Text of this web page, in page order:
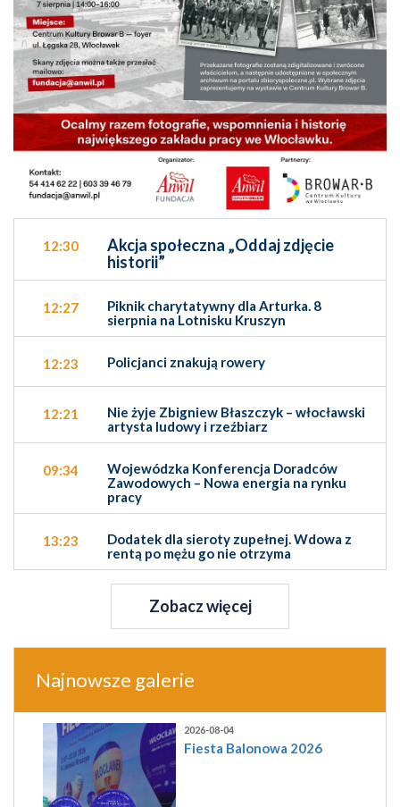
12:30
Akcja społeczna „Oddaj zdjęcie
historii”
12:27
Piknik charytatywny dla Arturka. 8
sierpnia na Lotnisku Kruszyn
12:23 Policjanci znakują rowery
12:21
Nie żyje Zbigniew Błaszczyk – włocławski
artysta ludowy i rzeźbiarz
09:34
Wojewódzka Konferencja Doradców
Zawodowych – Nowa energia na rynku
pracy
13:23
Dodatek dla sieroty zupełnej. Wdowa z
rentą po mężu go nie otrzyma
Zobacz więcej
Najnowsze galerie
2026-08-04
Fiesta Balonowa 2026